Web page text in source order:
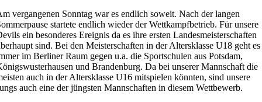
vergangenen Sonntag war es endlich soweit. Nach der langen
startete endlich wieder der Wettkampfbetrieb. Für unsere
ein besonderes Ereignis da es ihre ersten Landesmeisterschaften
sind. Bei den Meisterschaften in der Altersklasse U18 geht es
im Berliner Raum gegen u.a. die Sportschulen aus Potsdam,
und Brandenburg. Da bei unserer Mannschaft die
auch in der Altersklasse U16 mitspielen könnten, sind unsere
auch eine der jüngsten Mannschaften in diesem Wettbewerb.